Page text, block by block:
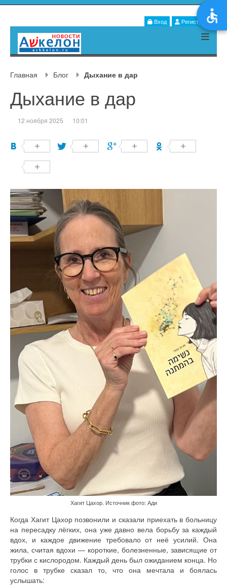
Вход Регистрация
Главная Блог Дыхание в дар
Дыхание в дар
12 ноября 2025 10:01
Хагит Цахор. Источник фото: Ади
Когда Хагит Цахор позвонили и сказали приехать в больницу
на пересадку лёгких, она уже давно вела борьбу за каждый
вдох, и каждое движение требовало от неё усилий. Она
жила, считая вдохи — короткие, болезненные, зависящие от
трубки с кислородом. Каждый день был ожиданием конца. Но
голос в трубке сказал то, что она мечтала и боялась
услышать: